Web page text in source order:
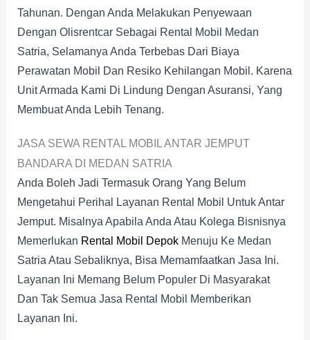
Tahunan. Dengan Anda Melakukan Penyewaan
Dengan Olisrentcar Sebagai Rental Mobil Medan
Satria, Selamanya Anda Terbebas Dari Biaya
Perawatan Mobil Dan Resiko Kehilangan Mobil. Karena
Unit Armada Kami Di Lindung Dengan Asuransi, Yang
Membuat Anda Lebih Tenang.
JASA SEWA RENTAL MOBIL ANTAR JEMPUT
BANDARA DI MEDAN SATRIA
Anda Boleh Jadi Termasuk Orang Yang Belum
Mengetahui Perihal Layanan Rental Mobil Untuk Antar
Jemput. Misalnya Apabila Anda Atau Kolega Bisnisnya
Memerlukan Rental Mobil DepokMenuju Ke Medan
Satria Atau Sebaliknya, Bisa Memamfaatkan Jasa Ini.
Layanan Ini Memang Belum Populer Di Masyarakat
Dan Tak Semua Jasa Rental Mobil Memberikan
Layanan Ini.